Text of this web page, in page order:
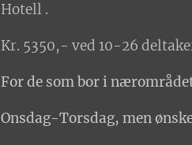
Hotell .
Kr. 5350,- ved 10-26
For de som bor i
Onsdag-Torsdag, men